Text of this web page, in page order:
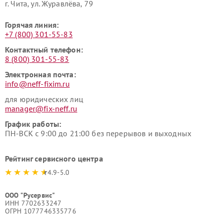
г. Чита, ул. Журавлёва, 79
Горячая линия:
+7 (800) 301-55-83
Контактный телефон:
8 (800) 301-55-83
Электронная почта:
info@neff-fixim.ru
для юридических лиц
manager@fix-neff.ru
График работы:
ПН-ВСК с 9:00 до 21:00 без перерывов и выходных
Рейтинг сервисного центра
4.9-5.0
ООО "Русервис"
ИНН 7702633247
ОГРН 1077746335776